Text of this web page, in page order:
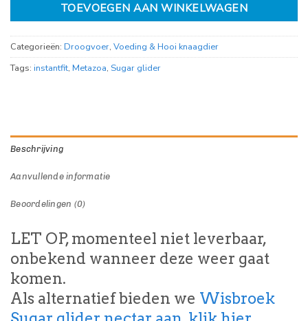
TOEVOEGEN AAN WINKELWAGEN
Categorieën: Droogvoer, Voeding & Hooi knaagdier
Tags: instantfit, Metazoa, Sugar glider
Beschrijving
Aanvullende informatie
Beoordelingen (0)
LET OP, momenteel niet leverbaar,
onbekend wanneer deze weer gaat
komen.
Als alternatief bieden we Wisbroek